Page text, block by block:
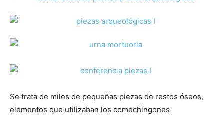
Se trata de miles de pequeñas piezas de restos óseos,
elementos que utilizaban los comechingones